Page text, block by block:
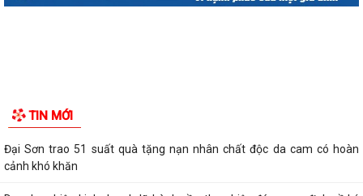
TIN MỚI
Đại Sơn trao 51 suất quà tặng nạn nhân chất độc da cam có hoàn
cảnh khó khăn